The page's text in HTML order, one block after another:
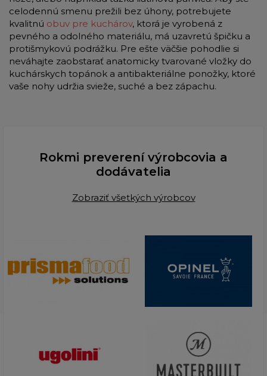
celodennú smenu prežili bez úhony, potrebujete
kvalitnú obuv pre kuchárov, ktorá je vyrobená z
pevného a odolného materiálu, má uzavretú špičku a
protišmykovú podrážku. Pre ešte väčšie pohodlie si
neváhajte zaobstarať anatomicky tvarované vložky do
kuchárskych topánok a antibakteriálne ponožky, ktoré
vaše nohy udržia svieže, suché a bez zápachu.
Rokmi preverení výrobcovia a
dodávatelia
Zobraziť všetkých výrobcov